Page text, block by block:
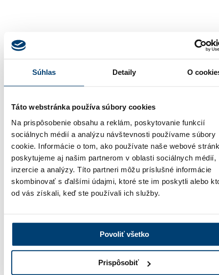
Súhlas Detaily O
Táto webstránka používa súbory cookies
Na prispôsobenie obsahu a reklám, poskytovanie funkcií
sociálnych médií a analýzu návštevnosti používame súbory
cookie. Informácie o tom, ako používate naše webové
poskytujeme aj našim partnerom v oblasti sociálnych médií,
inzercie a analýzy. Títo partneri môžu príslušné informácie
skombinovať s ďalšími údajmi, ktoré ste im poskytli alebo
od vás získali, keď ste používali ich služby.
Povoliť všetko
Prispôsobiť
PLASTOVÝCH, HLINÍKOVÝCH, DREVENÝCH A
DREVOHLINÍKOVÝCH OKIEN ČI DVERÍ
Naše okná vyrábame pomocou najmodernejších počítačom
kvalitu. Okná INCON tak majú výborné tepelnoizolačné vlastnosti.
Technológia
Od poradenstva až po profesionálnu montáž a spoľahlivý servis – v
INCON vybavíte všetko na jednom mieste. S nami máte istotu
kvalitného riešenia a okien na mieru, ktoré vydržia roky.
Služby
Sme slovenský výrobca okien s viac ako 33-ročnou tradíciou. Od
roku 1992 sme vyrobili státisíce kvalitných okien. INCON je
synonymom pre kvalitu a dlhoročnú tradíciu v oblasti okien.
Našu kvalitu oceňujú zákazníci nielen na Slovensku, ale aj v Česku
a ďalších krajinách Európy. Naša sieť pobočiek a autorizovaných
predajcov po celom Slovensku je zárukou profesionálneho
poradenstva.